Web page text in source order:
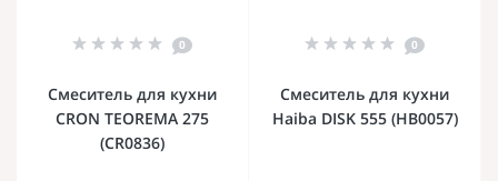
0
Смеситель для кухни
CRON TEOREMA 275
(CR0836)
0
Смеситель для кухни
Haiba DISK 555 (HB0057)